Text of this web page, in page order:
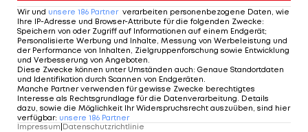
Duell den neuen Rekord für Final-Teilnahmen aus.
Bisher waren beide sieben Mal in Endspielen (bei
Brasilien inklusive dem finalen Gruppenspiel
gegen Uruguay). Brasilien ging bei fünf dieser
sieben Versuchen als Sieger vom Platz,
Deutschlandgelang dies drei Mal.
Wir und unsere 186 Partner verarbeiten personenbezogene Daten, wie
Ihre IP-Adresse und Browser-Attribute für die folgenden Zwecke:
Speichern von oder Zugriff auf Informationen auf einem Endgerät;
Personalisierte Werbung und Inhalte, Messung von Werbeleistung und
der Performance von Inhalten, Zielgruppenforschung sowie Entwicklung
und Verbesserung von Angeboten.
Diese Zwecke können unter Umständen auch: Genaue Standortdaten
und Identifikation durch Scannen von Endgeräten.
Manche Partner verwenden für gewisse Zwecke berechtigtes
Interesse als Rechtsgrundlage für die Datenverarbeitung. Details
dazu, sowie die Möglichkeit Ihr Widerspruchsrecht auszuüben, sind hier
verfügbar: unsere 186 Partner
Impressum Datenschutzrichtlinie